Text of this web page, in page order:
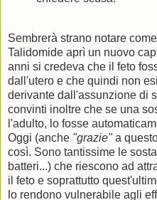
Sembrerà strano notare
Talidomide aprì un nuovo
anni si credeva che il feto
dall'utero e che quindi non
derivante dall'assunzione di
convinti inoltre che se una
l'adulto, lo fosse
Oggi (anche "grazie"a
così. Sono tantissime le
batteri...) che riescono ad
il feto e soprattutto
lo rendono vulnerabile agli